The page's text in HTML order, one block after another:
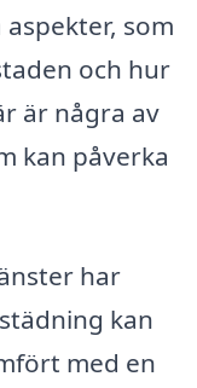
som
och hur
är några av
kan påverka
har
kan
med en